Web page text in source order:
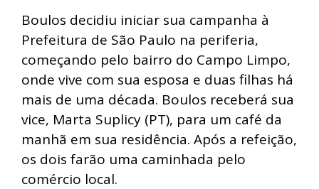
Boulos decidiu iniciar sua campanha à
Prefeitura de São Paulo na periferia,
começando pelo bairro do Campo Limpo,
onde vive com sua esposa e duas filhas há
mais de uma década. Boulos receberá sua
vice, Marta Suplicy (PT), para um café da
manhã em sua residência. Após a refeição,
os dois farão uma caminhada pelo
comércio local.